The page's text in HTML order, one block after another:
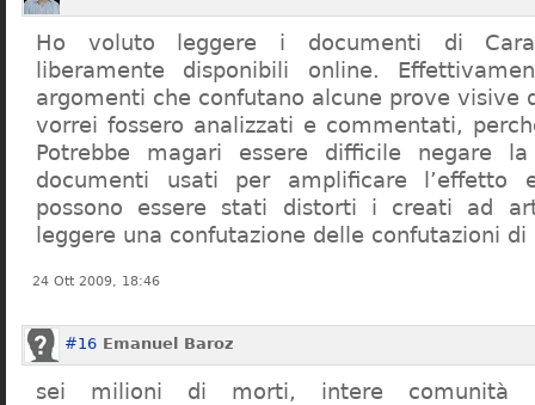
Ho voluto leggere i documenti di
liberamente disponibili online.
argomenti che confutano alcune prove visive
vorrei fossero analizzati e commentati,
Potrebbe magari essere difficile negare
documenti usati per amplificare l’effetto
possono essere stati distorti i creati ad
leggere una confutazione delle confutazioni di
24 Ott 2009, 18:46
#16 Emanuel Baroz
sei milioni di morti, intere comunità